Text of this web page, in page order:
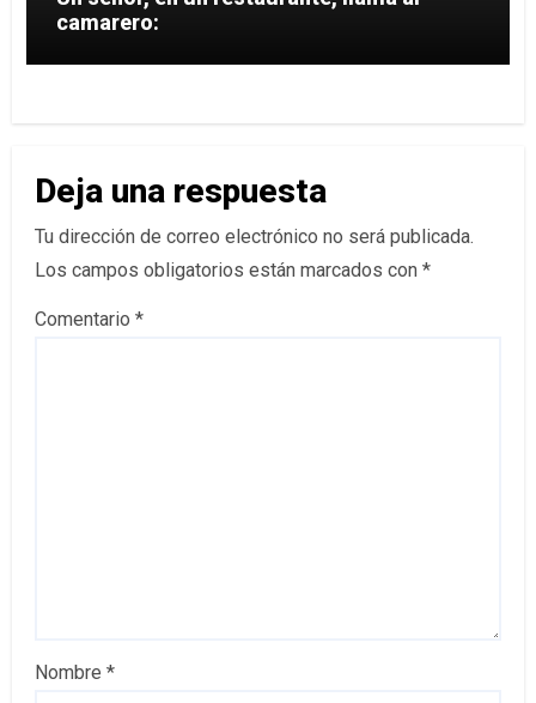
camarero:
Deja una respuesta
Tu dirección de correo electrónico no será publicada.
Los campos obligatorios están marcados con *
Comentario *
Nombre *